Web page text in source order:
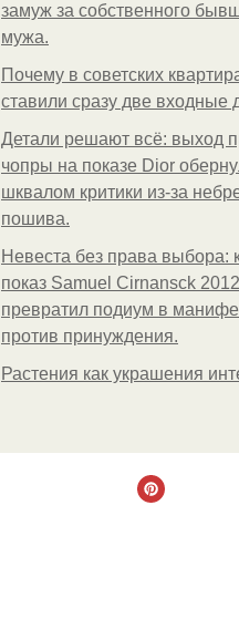
замуж за собственного
мужа.
Почему в советских
ставили сразу две входные
Детали решают всё: выход
чопры на показе Dior
шквалом критики из-за
пошива.
Невеста без права выбора:
показ Samuel Cirnansck
превратил подиум в
против принуждения.
Растения как украшения